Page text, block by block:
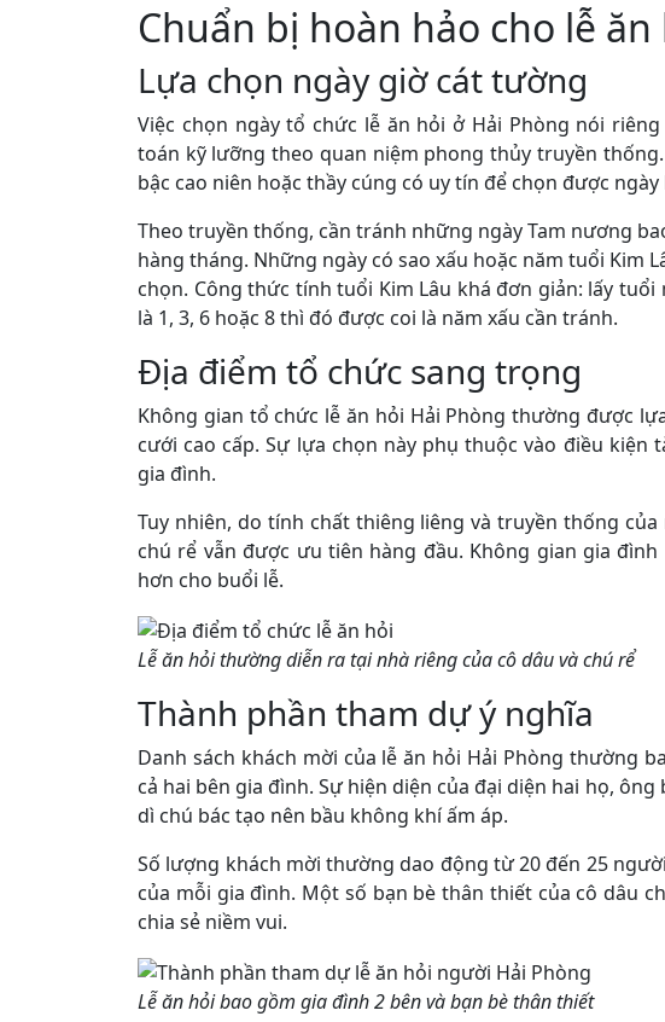
Chuẩn bị hoàn hảo cho lễ
Lựa chọn ngày giờ cát tường
Việc chọn ngày tổ chức lễ ăn hỏi ở Hải Phòng nói
toán kỹ lưỡng theo quan niệm phong thủy truyền
bậc cao niên hoặc thầy cúng có uy tín để chọn được
Theo truyền thống, cần tránh những ngày Tam nương
hàng tháng. Những ngày có sao xấu hoặc năm tuổi Kim
chọn. Công thức tính tuổi Kim Lâu khá đơn giản: lấy
là 1, 3, 6 hoặc 8 thì đó được coi là năm xấu cần tránh.
Địa điểm tổ chức sang trọng
Không gian tổ chức lễ ăn hỏi Hải Phòng thường được
cưới cao cấp. Sự lựa chọn này phụ thuộc vào điều
gia đình.
Tuy nhiên, do tính chất thiêng liêng và truyền thống
chú rể vẫn được ưu tiên hàng đầu. Không gian gia
hơn cho buổi lễ.
Lễ ăn hỏi thường diễn ra tại nhà riêng của cô dâu và chú rể
Thành phần tham dự ý nghĩa
Danh sách khách mời của lễ ăn hỏi Hải Phòng thường
cả hai bên gia đình. Sự hiện diện của đại diện hai họ,
dì chú bác tạo nên bầu không khí ấm áp.
Số lượng khách mời thường dao động từ 20 đến 25
của mỗi gia đình. Một số bạn bè thân thiết của cô dâu
chia sẻ niềm vui.
Lễ ăn hỏi bao gồm gia đình 2 bên và bạn bè thân thiết